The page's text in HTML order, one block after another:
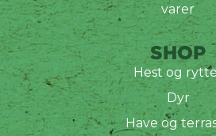
varer
SHOP
Hest og
Dyr
Have og